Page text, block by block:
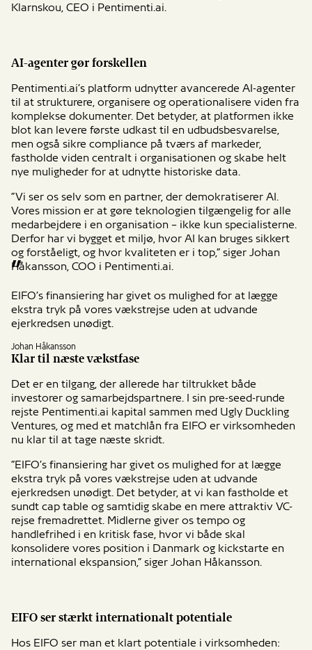
Klarnskou, CEO i Pentimenti.ai.
AI-agenter gør forskellen
Pentimenti.ai’s platform udnytter avancerede AI-agenter
til at strukturere, organisere og operationalisere viden fra
komplekse dokumenter. Det betyder, at platformen ikke
blot kan levere første udkast til en udbudsbesvarelse,
men også sikre compliance på tværs af markeder,
fastholde viden centralt i organisationen og skabe helt
nye muligheder for at udnytte historiske data.
”Vi ser os selv som en partner, der demokratiserer AI.
Vores mission er at gøre teknologien tilgængelig for alle
medarbejdere i en organisation – ikke kun specialisterne.
Derfor har vi bygget et miljø, hvor AI kan bruges sikkert
og forståeligt, og hvor kvaliteten er i top,” siger Johan
Håkansson, COO i Pentimenti.ai.
EIFO’s finansiering har givet os mulighed for at lægge
ekstra tryk på vores vækstrejse uden at udvande
ejerkredsen unødigt.
Johan Håkansson
Klar til næste vækstfase
Det er en tilgang, der allerede har tiltrukket både
investorer og samarbejdspartnere. I sin pre-seed-runde
rejste Pentimenti.ai kapital sammen med Ugly Duckling
Ventures, og med et matchlån fra EIFO er virksomheden
nu klar til at tage næste skridt.
”EIFO’s finansiering har givet os mulighed for at lægge
ekstra tryk på vores vækstrejse uden at udvande
ejerkredsen unødigt. Det betyder, at vi kan fastholde et
sundt cap table og samtidig skabe en mere attraktiv VC-
rejse fremadrettet. Midlerne giver os tempo og
handlefrihed i en kritisk fase, hvor vi både skal
konsolidere vores position i Danmark og kickstarte en
international ekspansion,” siger Johan Håkansson.
EIFO ser stærkt internationalt potentiale
Hos EIFO ser man et klart potentiale i virksomheden: